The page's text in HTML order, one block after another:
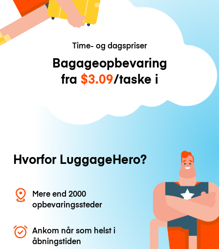
Time- og dagspriser
Bagageopbevaring
fra $3.09/taske i
Hvorfor LuggageHero?
Mere end 2000
opbevaringssteder
Ankom når som helst i
åbningstiden